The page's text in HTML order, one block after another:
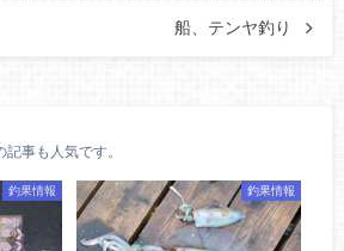
船、テンヤ釣り
記事も人気です。
釣果情報 釣果情報